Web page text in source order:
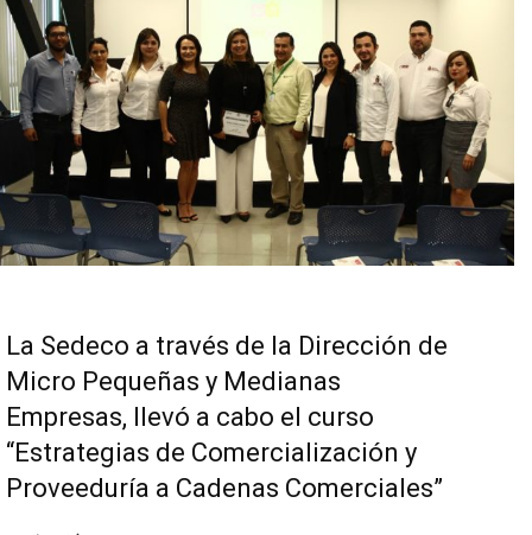
La Sedeco a través de la Dirección de
Micro Pequeñas y Medianas
Empresas, llevó a cabo el curso
“Estrategias de Comercialización y
Proveeduría a Cadenas Comerciales”